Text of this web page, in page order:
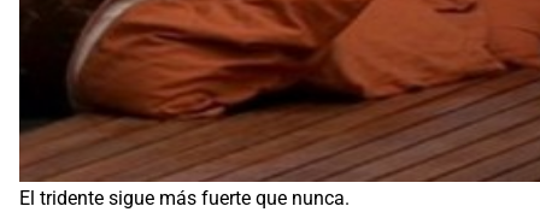
El tridente sigue más fuerte que nunca.